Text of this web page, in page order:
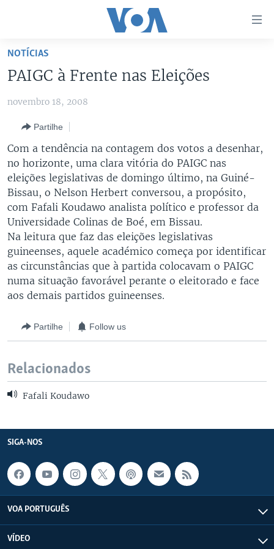
Acesso
para
Navegação
principal
para
Pesquisa
MOÇAMBIQUE
ESTADOS UNIDOS
GUINÉ-BISSAU
ÁFRICA E MUNDO
BRASIL
DOSSIERS ESPECIAIS
DESPORTO
SAÚDE EM FOCO
VÍDEO
VÍDEOS
VOA60 ÁFRICA
VOA 60 CLIMA
VOA60 MUNDO
PASSADEIRA VERMELHA
ÁUDIO
ENTRETENIMENTO
SIGA-NOS
Línguas
NOTÍCIAS
PAIGC à Frente nas Eleições
novembro 18, 2008
Partilhe
Com a tendência na contagem dos votos a desenhar,
no horizonte, uma clara vitória do PAIGC nas
eleições legislativas de domingo último, na Guiné-
Bissau, o Nelson Herbert conversou, a propósito,
com Fafali Koudawo analista político e professor da
Universidade Colinas de Boé, em Bissau.
Na leitura que faz das eleições legislativas
guineenses, aquele académico começa por identificar
as circunstâncias que à partida colocavam o PAIGC
numa situação favorável perante o eleitorado e face
aos demais partidos guineenses.
Partilhe Follow us
Relacionados
Fafali Koudawo
SIGA-NOS
VOA PORTUGUÊS
VÍDEO